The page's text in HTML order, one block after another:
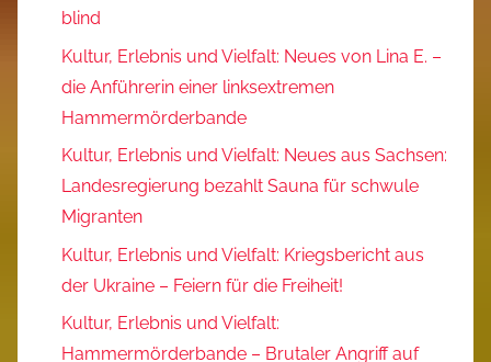
blind
Kultur, Erlebnis und Vielfalt: Neues von Lina E. –
die Anführerin einer linksextremen
Hammermörderbande
Kultur, Erlebnis und Vielfalt: Neues aus Sachsen:
Landesregierung bezahlt Sauna für schwule
Migranten
Kultur, Erlebnis und Vielfalt: Kriegsbericht aus
der Ukraine – Feiern für die Freiheit!
Kultur, Erlebnis und Vielfalt:
Hammermörderbande – Brutaler Angriff auf